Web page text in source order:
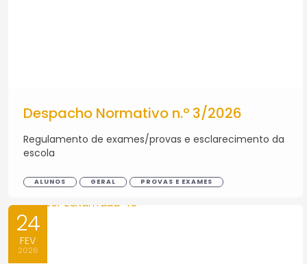
Despacho Normativo n.º 3/2026
Regulamento de exames/provas e esclarecimento da
escola
ALUNOS GERAL PROVAS E EXAMES
24
FEV
2026